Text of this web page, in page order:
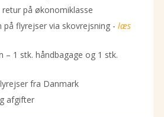
på økonomiklasse
på flyrejser via skovrejsning - læs
– 1 stk. håndbagage og 1 stk.
fra Danmark
afgifter